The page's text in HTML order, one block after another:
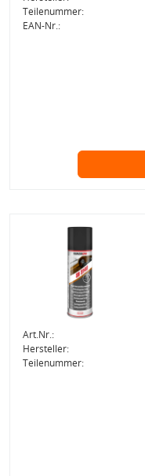
Teilenummer:
EAN-Nr.:
Art.Nr.:
Hersteller:
Teilenummer: